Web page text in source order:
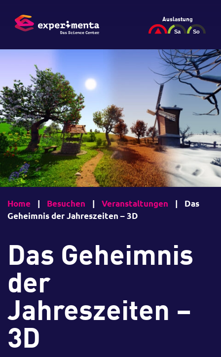
Auslastung
Home | Besuchen | Veranstaltungen |
Das
Geheimnis der Jahreszeiten – 3D
Das Geheimnis
der
Jahreszeiten –
3D